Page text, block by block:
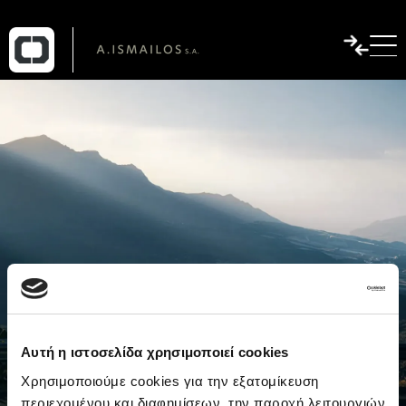
Αυτή η ιστοσελίδα χρησιμοποιεί cookies
Χρησιμοποιούμε cookies για την εξατομίκευση
περιεχομένου και διαφημίσεων, την παροχή λειτουργιών